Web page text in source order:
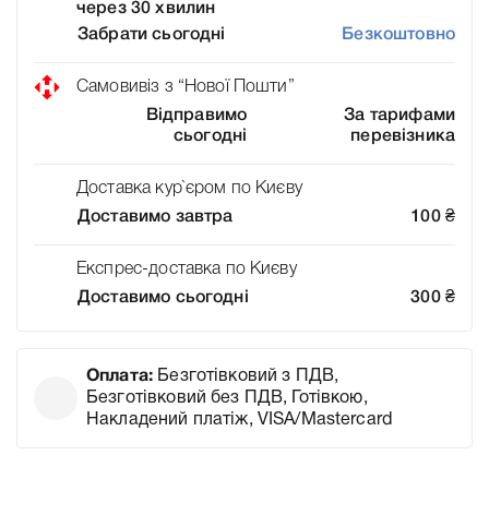
через 30 хвилин
Забрати сьогодні
Безкоштовно
Самовивіз з “Нової Пошти”
Відправимо
сьогодні
За тарифами
перевізника
Доставка кур`єром по Києву
Доставимо завтра
100 ₴
Експрес-доставка по Києву
Доставимо сьогодні
300 ₴
Оплата: Безготівковий з ПДВ,
Безготівковий без ПДВ, Готівкою,
Накладений платіж, VISA/Mastercard